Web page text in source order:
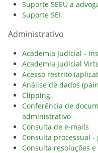
Suporte SEEU a
Suporte SEI
Administrativo
Academia Judicial -
Academia Judicial
Acesso restrito
Análise de dados
Clipping
Conferência de
administrativo
Consulta de e-mails
Consulta processual
Consulta resoluções